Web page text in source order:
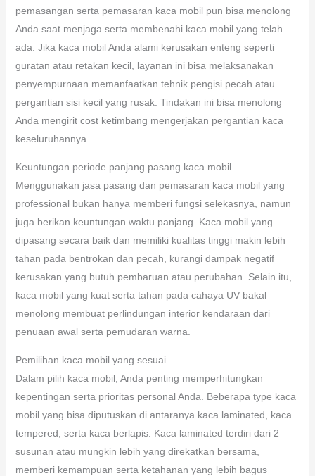
pemasangan serta pemasaran kaca mobil pun bisa menolong
Anda saat menjaga serta membenahi kaca mobil yang telah
ada. Jika kaca mobil Anda alami kerusakan enteng seperti
guratan atau retakan kecil, layanan ini bisa melaksanakan
penyempurnaan memanfaatkan tehnik pengisi pecah atau
pergantian sisi kecil yang rusak. Tindakan ini bisa menolong
Anda mengirit cost ketimbang mengerjakan pergantian kaca
keseluruhannya.
Keuntungan periode panjang pasang kaca mobil
Menggunakan jasa pasang dan pemasaran kaca mobil yang
professional bukan hanya memberi fungsi selekasnya, namun
juga berikan keuntungan waktu panjang. Kaca mobil yang
dipasang secara baik dan memiliki kualitas tinggi makin lebih
tahan pada bentrokan dan pecah, kurangi dampak negatif
kerusakan yang butuh pembaruan atau perubahan. Selain itu,
kaca mobil yang kuat serta tahan pada cahaya UV bakal
menolong membuat perlindungan interior kendaraan dari
penuaan awal serta pemudaran warna.
Pemilihan kaca mobil yang sesuai
Dalam pilih kaca mobil, Anda penting memperhitungkan
kepentingan serta prioritas personal Anda. Beberapa type kaca
mobil yang bisa diputuskan di antaranya kaca laminated, kaca
tempered, serta kaca berlapis. Kaca laminated terdiri dari 2
susunan atau mungkin lebih yang direkatkan bersama,
memberi kemampuan serta ketahanan yang lebih bagus